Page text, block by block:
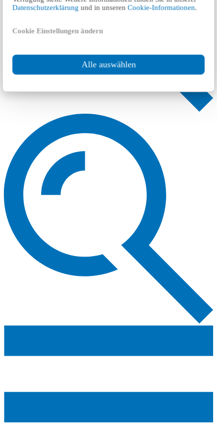
Datenschutzerklärung und in unserenCookie-Informationen.
Cookie Einstellungen ändern
Alle auswählen